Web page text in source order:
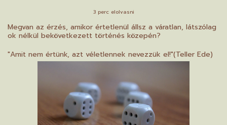
3 perc elolvasni
Megvan az érzés, amikor értetlenül állsz a váratlan, látszólag
ok nélkül bekövetkezett történés közepén?
"Amit nem értünk, azt véletlennek nevezzük el!"(Teller Ede)